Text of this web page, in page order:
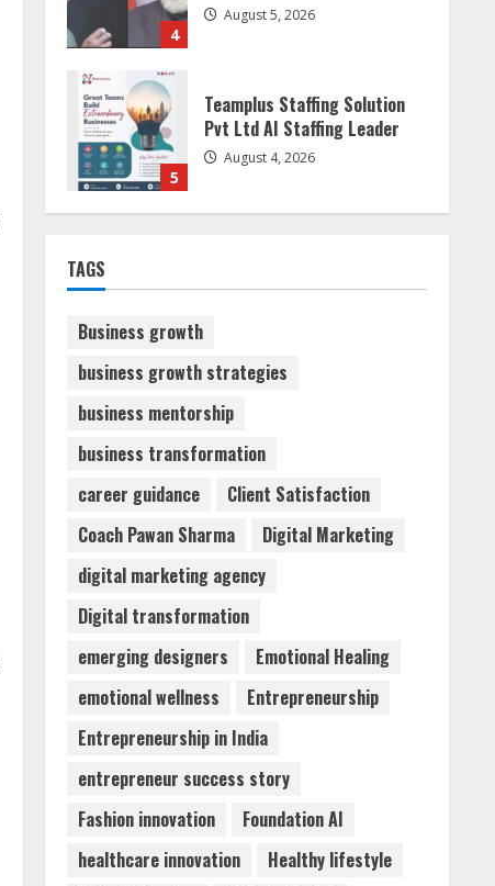
5
August 4, 2026
1
Dr. Shamin Eabenson:
Biomedical Waste Awareness
August 6, 2026
Guide
3
Walfer School of Arts and
Sciences Flexible Learning
August 5, 2026
4
Mark Zuckerberg Apology
August 5, 2026
5
Teamplus Staffing Solution
Pvt Ltd AI Staffing Leader
August 4, 2026
TAGS
Business growth
business growth strategies
business mentorship
business transformation
career guidance
Client Satisfaction
Coach Pawan Sharma
Digital Marketing
digital marketing agency
Digital transformation
emerging designers
Emotional Healing
emotional wellness
Entrepreneurship
Entrepreneurship in India
entrepreneur success story
Fashion innovation
Foundation AI
healthcare innovation
Healthy lifestyle